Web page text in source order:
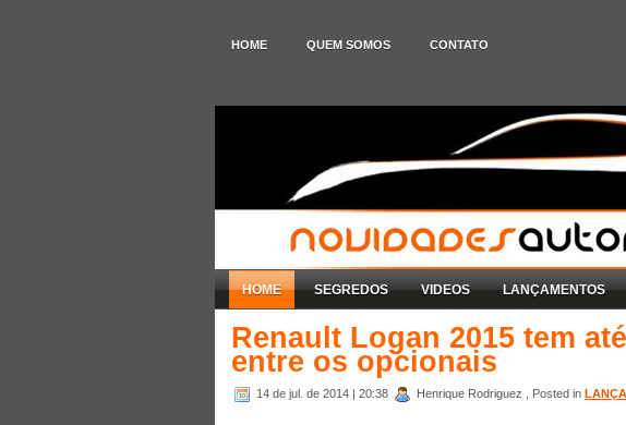
HOME QUEM SOMOS CONTATO
HOME SEGREDOS VIDEOS LANÇAMENTOS
Renault Logan 2015 tem
entre os opcionais
14 de jul. de 2014 | 20:38 Henrique Rodriguez , Posted in